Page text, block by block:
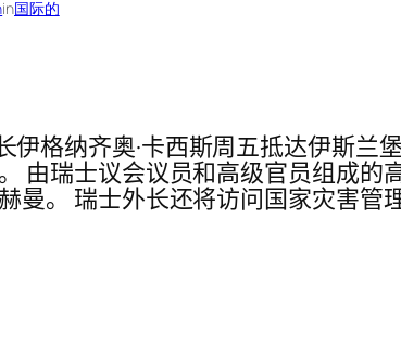
in国际的
伊格纳齐奥·卡西斯周五抵达伊斯兰
由瑞士议会议员和高级官员组成
曼。 瑞士外长还将访问国家灾害管